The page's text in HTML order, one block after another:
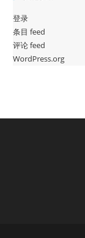
登录
条目 feed
评论 feed
WordPress.org